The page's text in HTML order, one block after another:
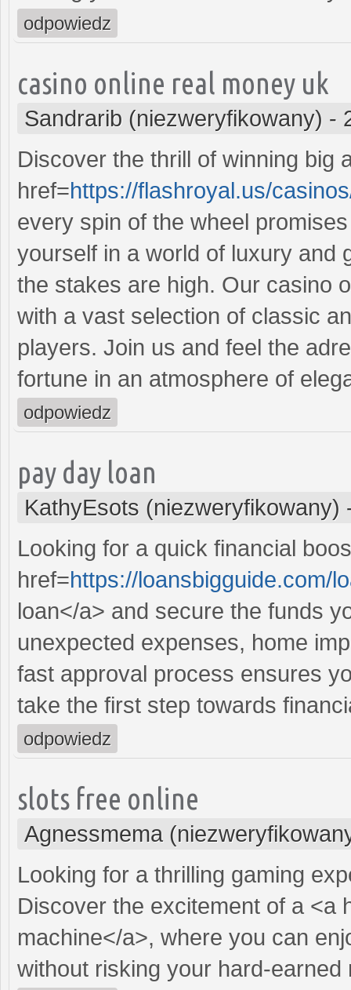
odpowiedz
casino online real money uk
Sandrarib (niezweryfikowany) -
Discover the thrill of winning big
href=https://flashroyal.us/
every spin of the wheel
yourself in a world of luxury and
the stakes are high. Our casino
with a vast selection of classic
players. Join us and feel the
fortune in an atmosphere of
odpowiedz
pay day loan
KathyEsots (niezweryfikowany)
Looking for a quick financial
href=https://loansbigguide.com/
loan</a> and secure the funds
unexpected expenses, home
fast approval process ensures
take the first step towards
odpowiedz
slots free online
Agnessmema
Looking for a thrilling gaming
Discover the excitement of a <a
machine</a>, where you can
without risking your hard-earned